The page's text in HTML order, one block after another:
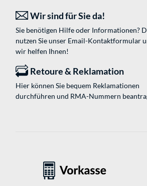
Wir sind für Sie da!
Sie benötigen Hilfe oder Informationen?
nutzen Sie unser Email-Kontaktformular
wir helfen Ihnen!
Retoure & Reklamation
Hier können Sie bequem Reklamationen
durchführen und RMA-Nummern